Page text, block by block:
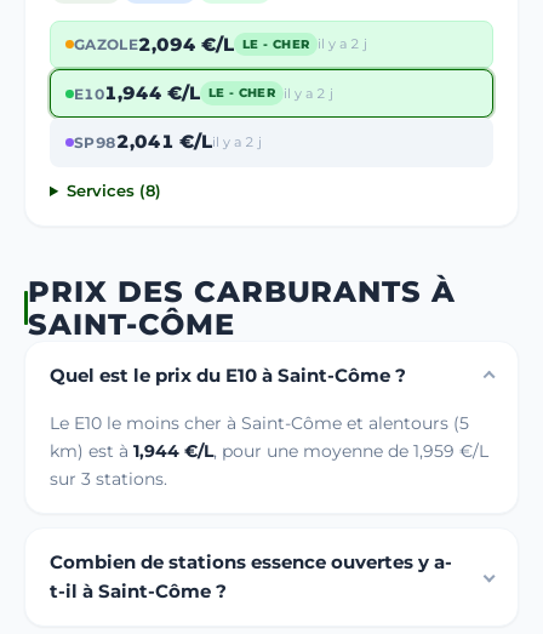
GAZOLE2,094 €/L LE - CHER il y a 2 j
E101,944 €/L LE - CHER il y a 2 j
SP982,041 €/Lil y a 2 j
Services (8)
PRIX DES CARBURANTS À
SAINT-CÔME
Quel est le prix du E10 à Saint-Côme ?
Le E10 le moins cher à Saint-Côme et alentours (5
km) est à 1,944 €/L, pour une moyenne de 1,959 €/L
sur 3 stations.
Combien de stations essence ouvertes y a-
t-il à Saint-Côme ?